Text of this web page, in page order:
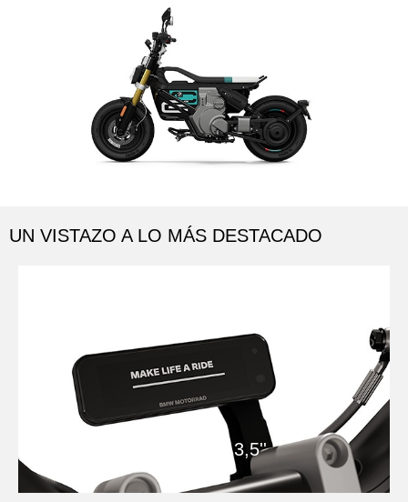
UN VISTAZO A LO MÁS DESTACADO
01
Pantalla TFT micro de 3,5''